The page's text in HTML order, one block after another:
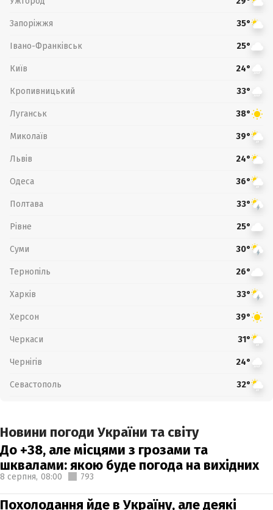
Запоріжжя 35°
Івано-Франківськ 25°
Київ 24°
Кропивницький 33°
Луганськ 38°
Миколаїв 39°
Львів 24°
Одеса 36°
Полтава 33°
Рівне 25°
Суми 30°
Тернопіль 26°
Харків 33°
Херсон 39°
Черкаси 31°
Чернігів 24°
Севастополь 32°
Новини погоди України та світу
До +38, але місцями з грозами та
шквалами: якою буде погода на вихідних
8 серпня, 08:00 793
Похолодання йде в Україну, але деякі